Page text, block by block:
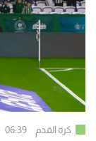
كرة القدم 06:39